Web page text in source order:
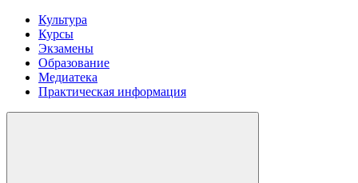
Культура
Курсы
Экзамены
Образование
Медиатека
Практическая информация